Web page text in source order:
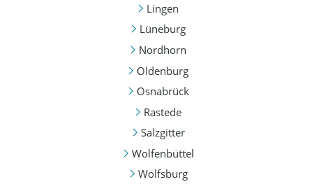
Lingen
Lüneburg
Nordhorn
Oldenburg
Osnabrück
Rastede
Salzgitter
Wolfenbüttel
Wolfsburg